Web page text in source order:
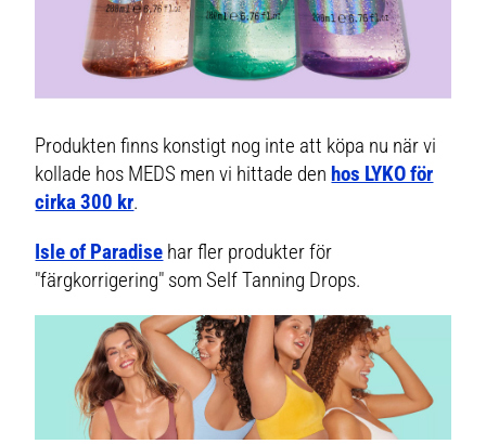
Produkten finns konstigt nog inte att köpa nu när vi
kollade hos MEDS men vi hittade denhos LYKO för
cirka 300 kr.
Isle of Paradise har fler produkter för
"färgkorrigering" som Self Tanning Drops.